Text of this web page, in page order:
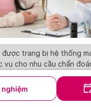
nghiệm
được trang bị hệ thống
vụ cho nhu cầu chẩn
thẩm mỹ chuyên sâu
tạiBệnh viện Đa khoa